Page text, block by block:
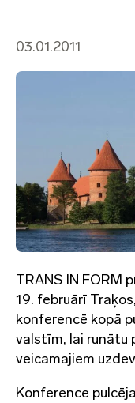
03.01.2011
TRANS IN FORM
19. februārī
konferencē kopā
valstīm, lai runātu
veicamajiem
Konference